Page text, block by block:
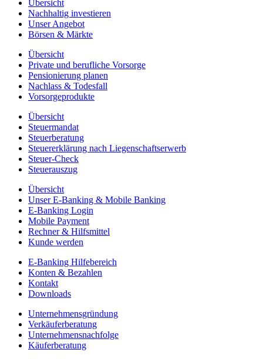
Übersicht
Nachhaltig investieren
Unser Angebot
Börsen & Märkte
Übersicht
Private und berufliche Vorsorge
Pensionierung planen
Nachlass & Todesfall
Vorsorgeprodukte
Übersicht
Steuermandat
Steuerberatung
Steuererklärung nach Liegenschaftserwerb
Steuer-Check
Steuerauszug
Übersicht
Unser E-Banking & Mobile Banking
E-Banking Login
Mobile Payment
Rechner & Hilfsmittel
Kunde werden
E-Banking Hilfebereich
Konten & Bezahlen
Kontakt
Downloads
Unternehmensgründung
Verkäuferberatung
Unternehmensnachfolge
Käuferberatung